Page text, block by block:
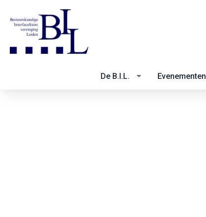
De B.I.L. Evenementen